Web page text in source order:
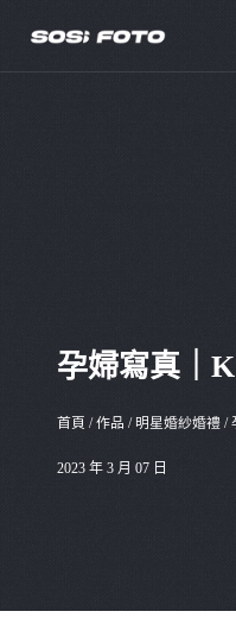
孕婦寫真｜
首頁 /作品 / 明星婚紗婚禮 /
2023 年 3 月 07 日